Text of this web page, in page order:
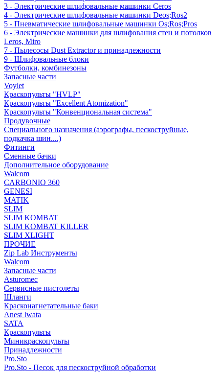
3 - Электрические шлифовальные машинки Ceros
4 - Электрические шлифовальные машинки Deos;Ros2
5 - Пневматические шлифовальные машинки Os;Ros;Pros
6 - Электрические машинки для шлифования стен и потолков
Leros, Miro
7 - Пылесосы Dust Extractor и принадлежности
9 - Шлифовальные блоки
Футболки, комбинезоны
Запасные части
Voylet
Краскопульты "HVLP"
Краскопульты "Excellent Atomization"
Краскопульты "Конвенциональная система"
Продувочные
Специального назначения (аэрографы, пескоструйные,
подкачка шин....)
Фитинги
Сменные бачки
Дополнительное оборудование
Walcom
CARBONIO 360
GENESI
MATIK
SLIM
SLIM KOMBAT
SLIM KOMBAT KILLER
SLIM XLIGHT
ПРОЧИЕ
Zip Lab Инструменты
Walсom
Запасные части
Asturomec
Сервисные пистолеты
Шланги
Красконагнетательные баки
Anest Iwata
SATA
Краскопульты
Миникраскопульты
Принадлежности
Pro.Sto
Pro.Sto - Песок для пескоструйной обработки